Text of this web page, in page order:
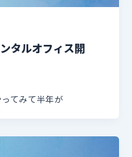
タルオフィス開
てみて半年が